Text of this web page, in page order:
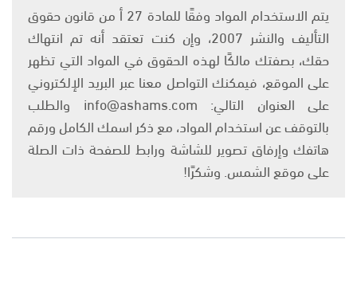
يتم الاستخدام المواد وفقًا للمادة 27 أ من قانون حقوق
التأليف والنشر 2007، وإن كنت تعتقد أنه تم انتهاك
حقك، بصفتك مالكًا لهذه الحقوق في المواد التي تظهر
على الموقع، فيمكنك التواصل معنا عبر البريد الإلكتروني
على العنوان التالي: info@ashams.com والطلب
بالتوقف عن استخدام المواد، مع ذكر اسمك الكامل ورقم
هاتفك وإرفاق تصوير للشاشة ورابط للصفحة ذات الصلة
على موقع الشمس. وشكرًا!